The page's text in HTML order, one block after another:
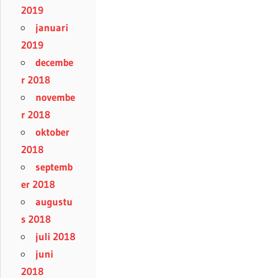
2019
januari
2019
decembe
r 2018
novembe
r 2018
oktober
2018
septemb
er 2018
augustu
s 2018
juli 2018
juni
2018